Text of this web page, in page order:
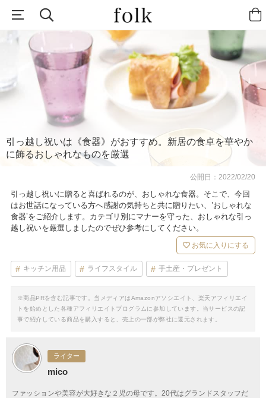
引っ越し祝いは《食器》がおすすめ。新居の食卓を華やか
に飾るおしゃれなものを厳選
公開日：2022/02/20
引っ越し祝いに贈ると喜ばれるのが、おしゃれな食器。そこで、今回
はお世話になっている方へ感謝の気持ちと共に贈りたい、’おしゃれな
食器’をご紹介します。カテゴリ別にマナーを守った、おしゃれな引っ
越し祝いを厳選しましたのでぜひ参考にしてください。
お気に入りにする
キッチン用品 ライフスタイル 手土産・プレゼント
※商品PRを含む記事です。当メディアはAmazonアソシエイト、楽天アフィリエイ
トを始めとした各種アフィリエイトプログラムに参加しています。当サービスの記
事で紹介している商品を購入すると、売上の一部が弊社に還元されます。
ライター
mico
ファッションや美容が大好きな２児の母です。20代はグランドスタッフだ